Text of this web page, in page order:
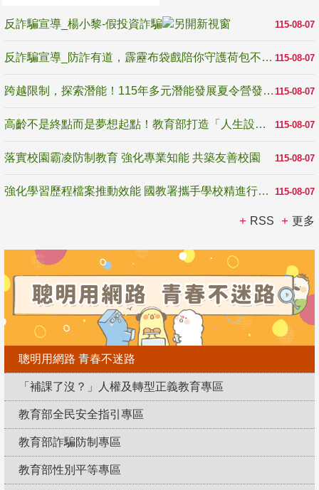
115-08-07
反詐騙宣導_楊小黎-假投資詐騙
115-08-07
反詐騙宣導_防詐有道，霹靂布袋戲陪你守護荷包不受騙
115-08-07
跨越限制，探索潛能！115年多元潛能發展夏令營發掘生命無限可能
115-08-07
高齡不是終點而是夢想起點！教育部打造「人生設計夢工場」 參展第3屆高齡健康產業博覽會
115-08-07
落實校園霸凌防制教育 強化專業知能 共築友善校園
115-08-07
強化學習歷程檔案推動效能 國教署攜手學校精進行政與教學支持
RSS 更多
聰明用網路 青春不迷路
「補課了沒？」人權及轉型正義教育專區
教育部全民安全指引專區
教育部詐騙防制專區
教育部性別平等專區